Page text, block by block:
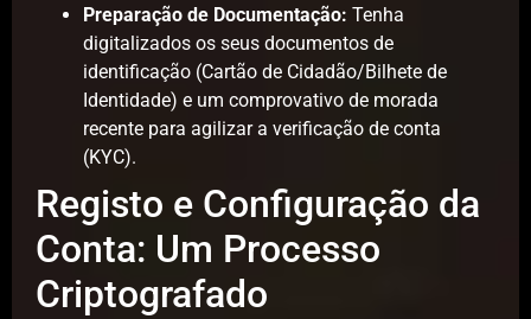
Preparação de Documentação: Tenha
digitalizados os seus documentos de
identificação (Cartão de Cidadão/Bilhete de
Identidade) e um comprovativo de morada
recente para agilizar a verificação de conta
(KYC).
Registo e Configuração da
Conta: Um Processo
Criptografado